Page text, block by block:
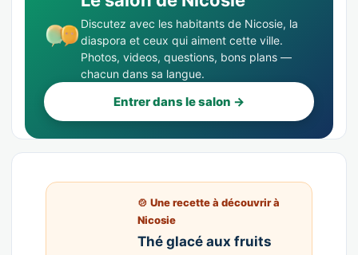
Discutez avec les habitants de Nicosie, la
diaspora et ceux qui aiment cette ville.
Photos, videos, questions, bons plans —
chacun dans sa langue.
Entrer dans le salon →
🍲 Une recette à découvrir à
Nicosie
Thé glacé aux fruits